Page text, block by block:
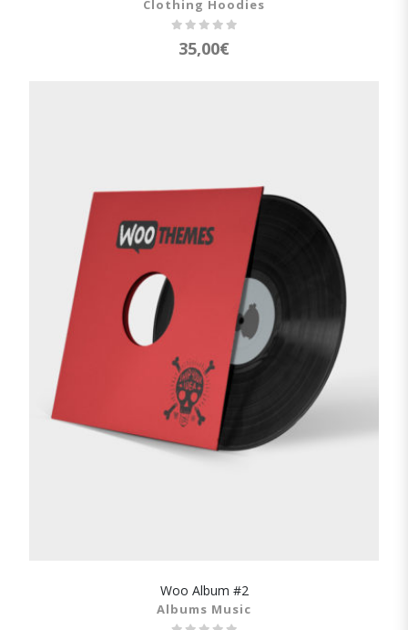
Clothing Hoodies
35,00€
SHOW DETAILS
Woo Album #2
Albums Music